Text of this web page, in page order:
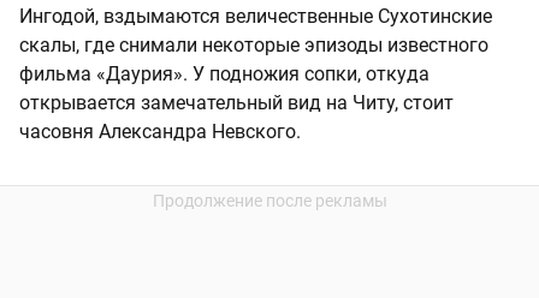
Ингодой, вздымаются величественные Сухотинские
скалы, где снимали некоторые эпизоды известного
фильма «Даурия». У подножия сопки, откуда
открывается замечательный вид на Читу, стоит
часовня Александра Невского.